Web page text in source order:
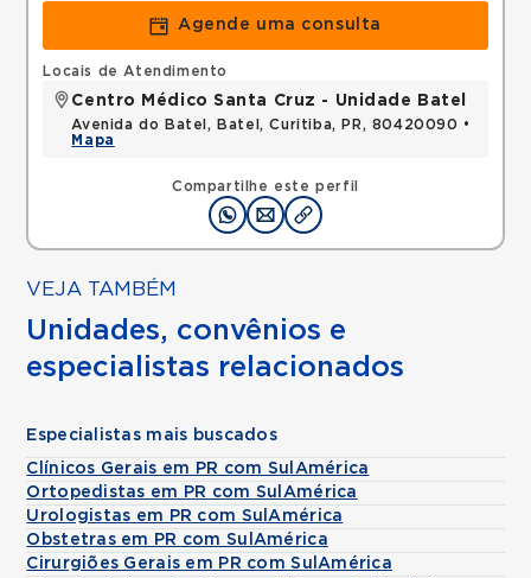
Agende uma consulta
Compartilhe este perfil
Locais de Atendimento
Centro Médico Santa Cruz - Unidade Batel
Avenida do Batel, Batel, Curitiba, PR, 80420090 •
Mapa
VEJA TAMBÉM
Unidades, convênios e
especialistas relacionados
Especialistas mais buscados
Clínicos Gerais em PR com SulAmérica
Ortopedistas em PR com SulAmérica
Urologistas em PR com SulAmérica
Obstetras em PR com SulAmérica
Cirurgiões Gerais em PR com SulAmérica